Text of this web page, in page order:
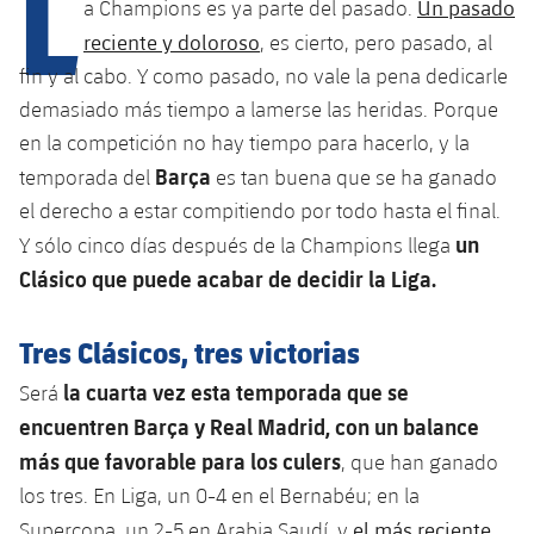
plusicon
más
Instalaciones
Spotify Camp Nou
Palau Blaugrana
Barça Cafe
Ciutat Esportiva
La Masia
plusicon
más
plusicon
más
SUB13
SUB12
SUB11 A
SUB11 B
SUB10 A
SUB10 B
SUB9 A
SUB9 B
SUB8 A
SUB13 B
SUB12 C
SUB11 C
Entradas
Gameday Shows
Resultados
Clasificación
Fotos
Historia
Base
Barça Atlètic
Junior
Cadete A
Cadete B
Infantil B
Mini
Campus Verano
Primer Equipo
plusicon
más
Actualidad
Calendario
Clasificaciones
Jugadores
Barça Atlètic
plusicon
más
Actualidad
Resultados
Clasificaciones
Jugadores
plusicon
más
Juvenil
Cadete A
Cadete B
PLUSICON
MÁS
Primer equipo
plusicon
más
Actualidad
Calendario
Barça Atlètic
plusicon
más
Actualidad
a Champions es ya parte del pasado. Un pasado
reciente y doloroso, es cierto, pero pasado, al
fin y al cabo. Y como pasado, no vale la pena dedicarle
demasiado más tiempo a lamerse las heridas. Porque
en la competición no hay tiempo para hacerlo, y la
temporada del Barça es tan buena que se ha ganado
el derecho a estar compitiendo por todo hasta el final.
Y sólo cinco días después de la Champions llega un
Clásico que puede acabar de decidir la Liga.
Tres Clásicos, tres victorias
Será la cuarta vez esta temporada que se
encuentren Barça y Real Madrid, con un balance
más que favorable para los culers, que han ganado
los tres. En Liga, un 0-4 en el Bernabéu; en la
el más reciente,